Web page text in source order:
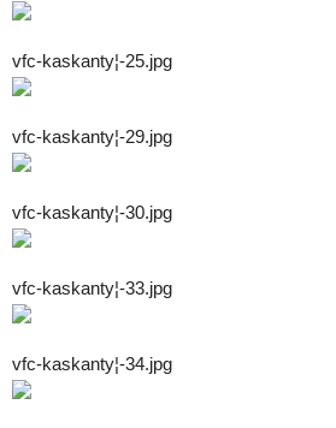
vfc-kaskanty¦-25.jpg
vfc-kaskanty¦-29.jpg
vfc-kaskanty¦-30.jpg
vfc-kaskanty¦-33.jpg
vfc-kaskanty¦-34.jpg